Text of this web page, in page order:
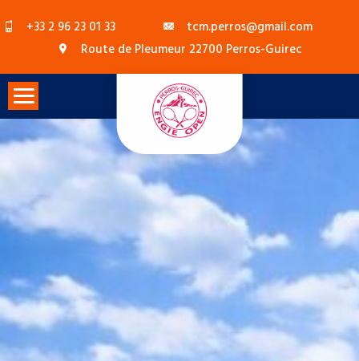
to
+33 2 96 23 01 33
tcm.perros@gmail.com
Route de Pleumeur 22700 Perros-Guirec